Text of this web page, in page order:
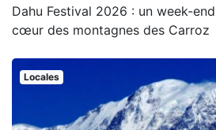
Dahu Festival 2026 : un week-
cœur des montagnes des Carroz
Locales